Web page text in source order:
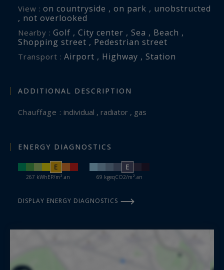
is exposed is available at:
www.georisques.gouv.fr
View : on countryside , on park , unobstructed
, not overlooked
Nearby : Golf , City center , Sea , Beach ,
Shopping street , Pedestrian street
Transport : Airport , Highway , Station
ADDITIONAL DESCRIPTION
Chauffage : individual , radiator , gas
ENERGY DIAGNOSTICS
E
267 kWhEP/m².an
E
69 kgeqCO2/m².an
DISPLAY ENERGY DIAGNOSTICS